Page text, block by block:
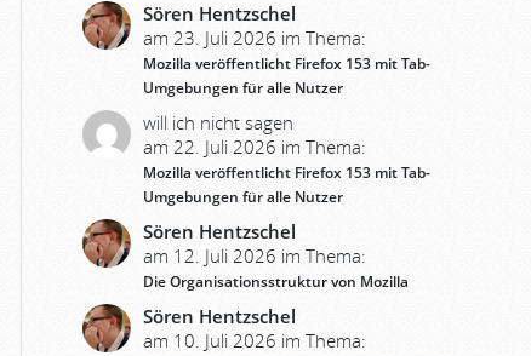
Sören Hentzschel
am 23. Juli 2026 im Thema:
Mozilla veröffentlicht Firefox 153 mit Tab-
Umgebungen für alle Nutzer
will ich nicht sagen
am 22. Juli 2026 im Thema:
Mozilla veröffentlicht Firefox 153 mit Tab-
Umgebungen für alle Nutzer
Sören Hentzschel
am 12. Juli 2026 im Thema:
Die Organisationsstruktur von Mozilla
Sören Hentzschel
am 10. Juli 2026 im Thema: